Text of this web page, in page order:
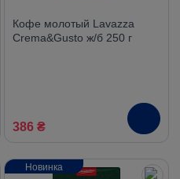
Кофе молотый Lavazza
Crema&Gusto ж/б 250 г
386 ₴
Новинка